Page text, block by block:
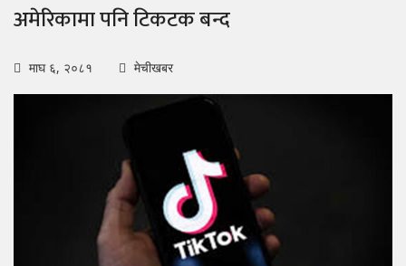
अमेरिकामा पनि टिकटक बन्द
माघ ६, २०८१ मेचीखबर